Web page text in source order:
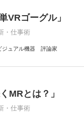
VRゴーグル」
・仕事術
ジュアル機器 評論家
MRとは？」
・仕事術